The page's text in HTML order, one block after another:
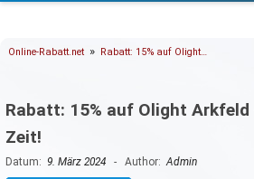
Online-Rabatt.net » Rabatt: 15% auf Olight…
Rabatt: 15% auf Olight
Zeit!
Datum: 9. März 2024- Author:Admin